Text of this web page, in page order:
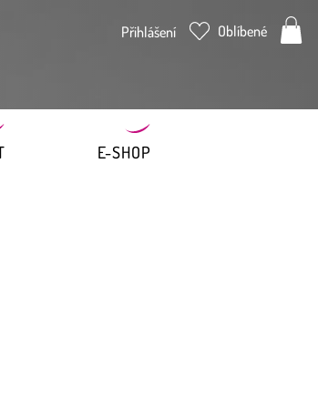
Přihlášení Oblíbené
E-SHOP